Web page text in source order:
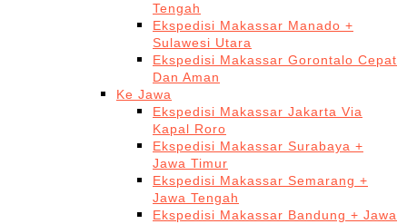
Tengah
Ekspedisi Makassar Manado +
Sulawesi Utara
Ekspedisi Makassar Gorontalo Cepat
Dan Aman
Ke Jawa
Ekspedisi Makassar Jakarta Via
Kapal Roro
Ekspedisi Makassar Surabaya +
Jawa Timur
Ekspedisi Makassar Semarang +
Jawa Tengah
Ekspedisi Makassar Bandung + Jawa